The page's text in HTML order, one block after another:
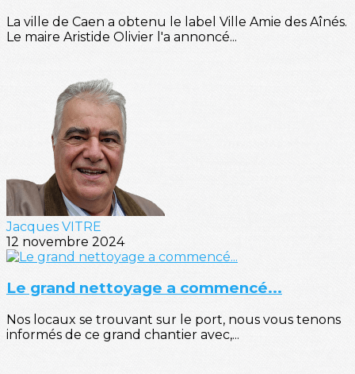
La ville de Caen a obtenu le label Ville Amie des Aînés.
Le maire Aristide Olivier l'a annoncé...
Jacques VITRE
12 novembre 2024
Le grand nettoyage a commencé...
Nos locaux se trouvant sur le port, nous vous tenons
informés de ce grand chantier avec,...